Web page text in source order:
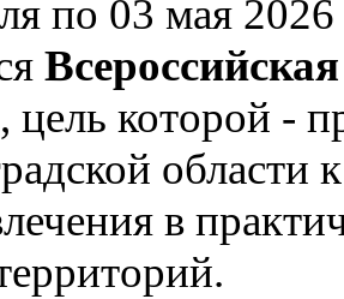
по 03 мая 2026
, цель которой -
в